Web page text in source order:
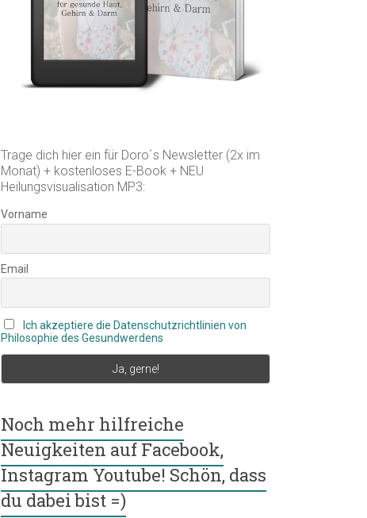
Trage dich hier ein für Doro´s Newsletter (2x im
Monat) + kostenloses E-Book + NEU
Heilungsvisualisation MP3:
Vorname
Email
Ich akzeptiere die Datenschutzrichtlinien von
Philosophie des Gesundwerdens
Noch mehr hilfreiche
Neuigkeiten auf Facebook,
Instagram Youtube! Schön, dass
du dabei bist =)